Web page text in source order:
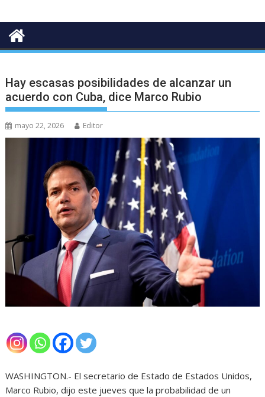
Hay escasas posibilidades de alcanzar un
acuerdo con Cuba, dice Marco Rubio
mayo 22, 2026 Editor
WASHINGTON.- El secretario de Estado de Estados Unidos,
Marco Rubio, dijo este jueves que la probabilidad de un